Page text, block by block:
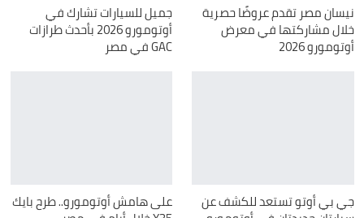
نيسان مصر تقدم عروضًا حصرية
خلال مشاركتها في معرض
أوتومورو 2026
جميل للسيارات تشارك في
أوتومورو 2026 بأحدث طرازات
GAC في مصر
جي بي أوتو تستعد للكشف عن على هامش أوتومورو.. طرح بايك